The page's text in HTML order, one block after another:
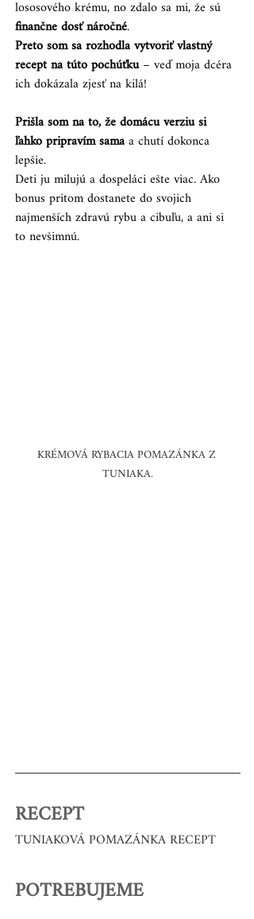
lososového krému, no zdalo sa mi, že sú
finančne dosť náročné.
Preto som sa rozhodla vytvoriť vlastný
recept na túto pochúťku – veď moja dcéra
ich dokázala zjesť na kilá!
Prišla som na to, že domácu verziu si
ľahko pripravím sama a chutí dokonca
lepšie.
Deti ju milujú a dospeláci ešte viac. Ako
bonus pritom dostanete do svojich
najmenších zdravú rybu a cibuľu, a ani si
to nevšimnú.
KRÉMOVÁ RYBACIA POMAZÁNKA Z
TUNIAKA.
RECEPT
TUNIAKOVÁ POMAZÁNKA RECEPT
POTREBUJEME